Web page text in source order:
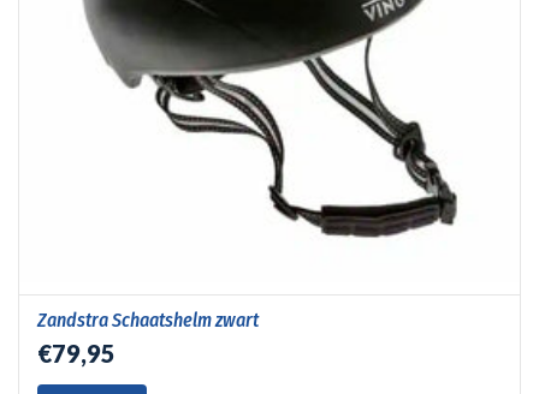
Zandstra Schaatshelm zwart
€79,95